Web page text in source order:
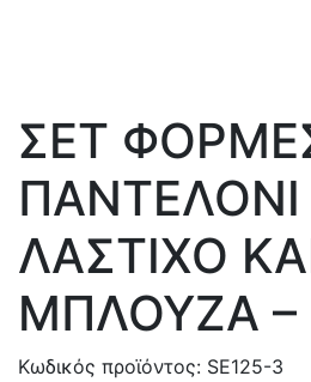
ΣΕΤ
ΛΑΣΤΙΧΟ
ΜΠΛΟΥΖΑ
Κωδικός προϊόντος: SE125-3